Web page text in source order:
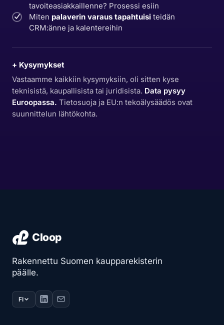
tavoiteasiakkaillenne? Prosessi esiin
Miten palaverin varaus tapahtuisi teidän
CRM:änne ja kalentereihin
+ Kysymykset
Vastaamme kaikkiin kysymyksiin, oli sitten kyse
teknisistä, kaupallisista tai juridisista. Data pysyy
Euroopassa. Tietosuoja ja EU:n tekoälysäädös ovat
suunnittelun lähtökohta.
Rakennettu Suomen kaupparekisterin
päälle.
FI